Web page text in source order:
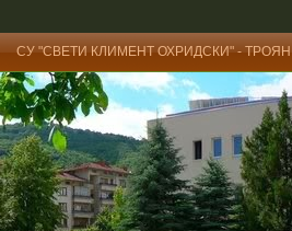
СУ "СВЕТИ КЛИМЕНТ ОХРИДСКИ" - ТРОЯН